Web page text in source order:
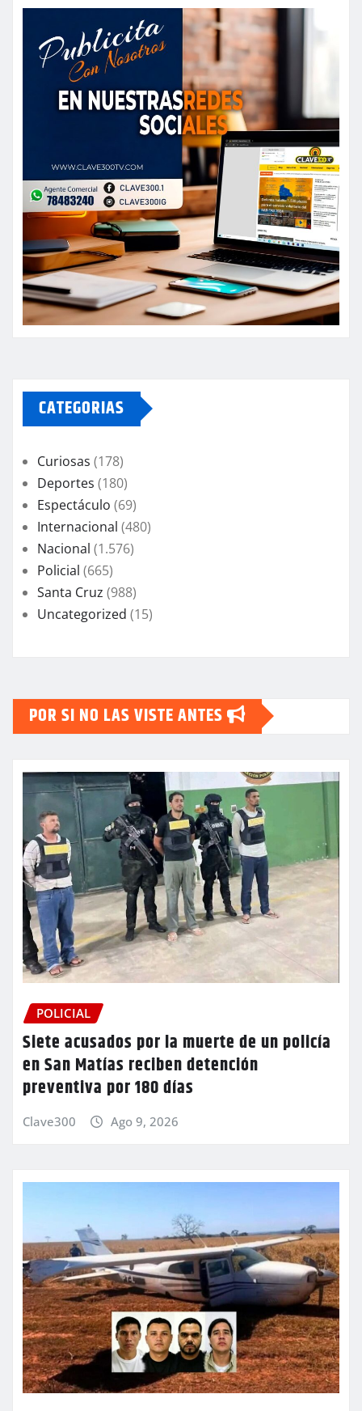
CATEGORIAS
Curiosas (178)
Deportes (180)
Espectáculo (69)
Internacional (480)
Nacional (1.576)
Policial (665)
Santa Cruz (988)
Uncategorized (15)
POR SI NO LAS VISTE ANTES
POLICIAL
Siete acusados por la muerte de un policía
en San Matías reciben detención
preventiva por 180 días
Clave300 Ago 9, 2026